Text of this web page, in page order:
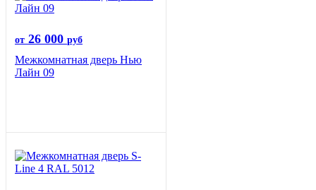
от 26 000 руб
Межкомнатная дверь Нью
Лайн 09